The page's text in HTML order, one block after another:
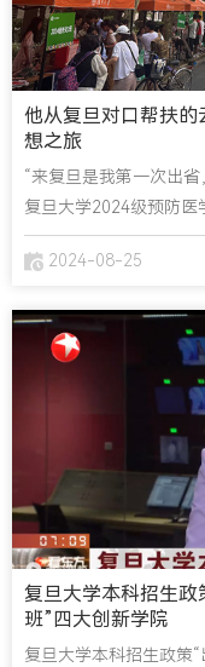
他从复旦对口帮扶
想之旅
“来复旦是我第一次出
复旦大学2024级预防医
了新生大礼包。李琼峰
县第一中学第一个考进
2024-08-25
复旦大学本科招生政
班”四大创新学院
复旦大学本科招生政策